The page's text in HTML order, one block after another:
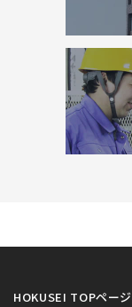
HOKUSEI TOPページ